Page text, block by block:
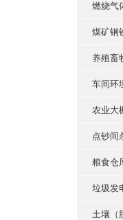
燃烧气
煤矿钢
养殖畜
车间环
农业大
点钞间
粮食仓
垃圾发
土壤（